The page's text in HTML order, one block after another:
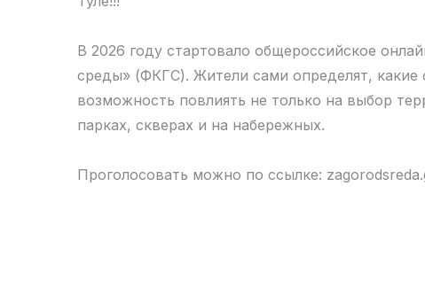
В 2026 году стартовало общероссийское
среды» (ФКГС). Жители сами определят,
возможность повлиять не только на выбор
парках, скверах и на набережных.
Проголосовать можно по ссылке: